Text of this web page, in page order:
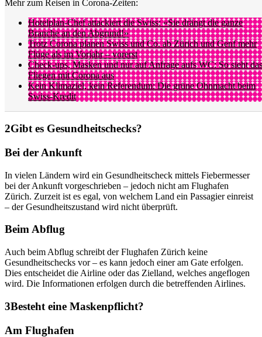
Mehr zum Reisen in Corona-Zeiten:
Hotelplan-Chef attackiert die Swiss: «Sie drängt die ganze
Branche an den Abgrund!»
Trotz Corona planen Swiss und Co. ab Zürich und Genf mehr
Flüge als im Vorjahr – vorerst
Check-ups, Masken und nur auf Anfrage aufs WC: So sieht das
Fliegen mit Corona aus
Kein Klimaziel, kein Referendum: Die grüne Ohnmacht beim
Swiss-Kredit
Gibt es Gesundheitschecks?
Bei der Ankunft
In vielen Ländern wird ein Gesundheitscheck mittels Fiebermesser
bei der Ankunft vorgeschrieben – jedoch nicht am Flughafen
Zürich. Zurzeit ist es egal, von welchem Land ein Passagier einreist
– der Gesundheitszustand wird nicht überprüft.
Beim Abflug
Auch beim Abflug schreibt der Flughafen Zürich keine
Gesundheitschecks vor – es kann jedoch einer am Gate erfolgen.
Dies entscheidet die Airline oder das Zielland, welches angeflogen
wird. Die Informationen erfolgen durch die betreffenden Airlines.
Besteht eine Maskenpflicht?
Am Flughafen